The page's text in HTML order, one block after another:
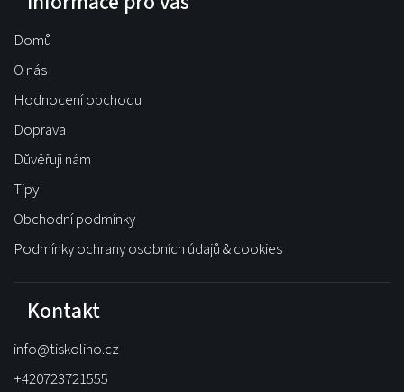
Domů
O nás
Hodnocení obchodu
Doprava
Důvěřují nám
Tipy
Obchodní podmínky
Podmínky ochrany osobních údajů & cookies
Kontakt
info@tiskolino.cz
+420723721555